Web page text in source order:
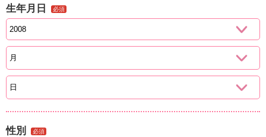
生年月日 必須
性別 必須